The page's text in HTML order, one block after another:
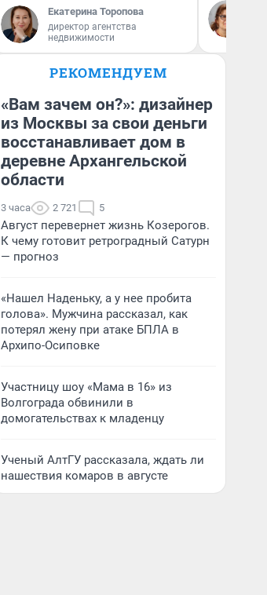
Екатерина Торопова
директор агентства
недвижимости
РЕКОМЕНДУЕМ
«Вам зачем он?»: дизайнер
из Москвы за свои деньги
восстанавливает дом в
деревне Архангельской
области
3 часа 2 721 5
Август перевернет жизнь Козерогов.
К чему готовит ретроградный Сатурн
— прогноз
«Нашел Наденьку, а у нее пробита
голова». Мужчина рассказал, как
потерял жену при атаке БПЛА в
Архипо-Осиповке
Участницу шоу «Мама в 16» из
Волгограда обвинили в
домогательствах к младенцу
Ученый АлтГУ рассказала, ждать ли
нашествия комаров в августе